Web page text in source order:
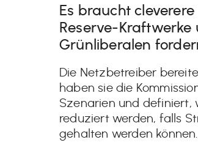
Es braucht
Reserve-
Grünliberalen
Die Netzbetreiber
haben sie die
Szenarien und
reduziert werden, falls
gehalten werden können.